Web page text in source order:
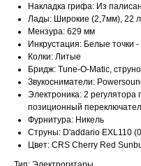
Накладка грифа: Из
Лады: Широкие (2,7мм), 22
Мензура: 629 мм
Инкрустация: Белые точки
Колки: Литые
Бридж: Tune-O-Matic,
Звукосниматели:
Электроника: 2 регулятора
позиционный
Фурнитура: Никель
Струны: D'addario EXL110
Цвет: CRS Cherry Red